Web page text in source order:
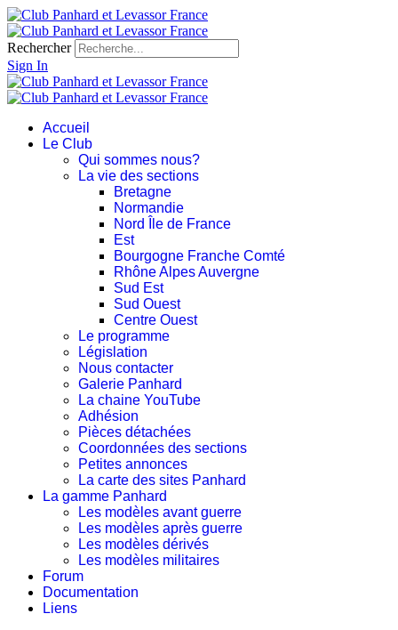
Rechercher
Sign In
Accueil
Le Club
Qui sommes nous?
La vie des sections
Bretagne
Normandie
Nord Île de France
Est
Bourgogne Franche Comté
Rhône Alpes Auvergne
Sud Est
Sud Ouest
Centre Ouest
Le programme
Législation
Nous contacter
Galerie Panhard
La chaine YouTube
Adhésion
Pièces détachées
Coordonnées des sections
Petites annonces
La carte des sites Panhard
La gamme Panhard
Les modèles avant guerre
Les modèles après guerre
Les modèles dérivés
Les modèles militaires
Forum
Documentation
Liens